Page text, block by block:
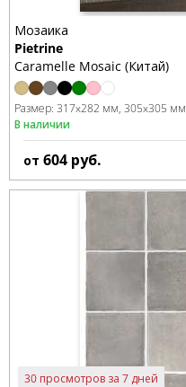
Мозаика
Pietrine
Caramelle Mosaic (Китай)
Размер: 317x282 мм 305x305 мм
В наличии
от 604 руб.
30 просмотров за 7 дней